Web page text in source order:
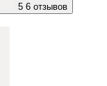
5 6 отзывов